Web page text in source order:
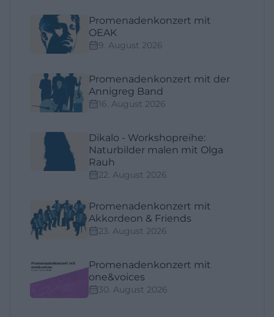
Promenadenkonzert mit
OEAK
9. August 2026
Promenadenkonzert mit der
Annigreg Band
16. August 2026
Dikalo - Workshopreihe:
Naturbilder malen mit Olga
Rauh
22. August 2026
Promenadenkonzert mit
Akkordeon & Friends
23. August 2026
Promenadenkonzert mit
one&voices
30. August 2026